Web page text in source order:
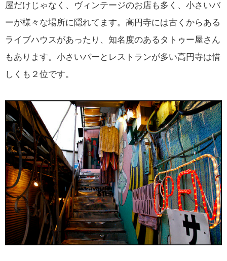
屋だけじゃなく、ヴィンテージのお店も多く、小さいバ
ーが様々な場所に隠れてます。高円寺には古くからある
ライブハウスがあったり、知名度のあるタトゥー屋さん
もあります。小さいバーとレストランが多い高円寺は惜
しくも２位です。